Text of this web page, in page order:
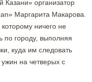
Казани» организатор
Маргарита Макарова.
ничего не
по городу, выполняя
куда им следовать
на четверых с